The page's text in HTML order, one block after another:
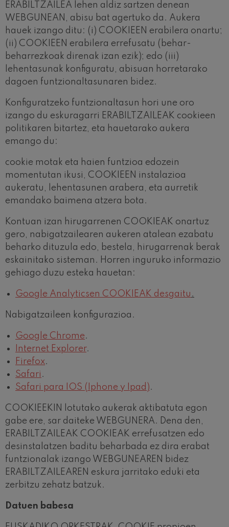
ERABILTZAILEA lehen aldiz sartzen denean
WEBGUNEAN, abisu bat agertuko da. Aukera
hauek izango ditu: (i) COOKIEEN erabilera onartu;
(ii) COOKIEEN erabilera errefusatu (behar-
beharrezkoak direnak izan ezik); edo (iii)
lehentasunak konfiguratu, abisuan horretarako
dagoen funtzionaltasunaren bidez.
Konfiguratzeko funtzionaltasun hori une oro
izango du eskuragarri ERABILTZAILEAK cookieen
politikaren bitartez, eta hauetarako aukera
emango du:
cookie motak eta haien funtzioa edozein
momentutan ikusi, COOKIEEN instalazioa
aukeratu, lehentasunen arabera, eta aurretik
emandako baimena atzera bota.
Kontuan izan hirugarrenen COOKIEAK onartuz
gero, nabigatzailearen aukeren atalean ezabatu
beharko dituzula edo, bestela, hirugarrenak berak
eskainitako sisteman. Horren inguruko informazio
gehiago duzu esteka hauetan:
Google Analyticsen COOKIEAK desgaitu .
Nabigatzaileen konfigurazioa.
Google Chrome.
Internet Explorer.
Firefox.
Safari .
Safari para IOS (Iphone y Ipad).
COOKIEEKIN lotutako aukerak aktibatuta egon
gabe ere, sar daiteke WEBGUNERA. Dena den,
ERABILTZAILEAK COOKIEAK errefusatzen edo
desinstalatzen baditu beharbada ez dira erabat
funtzionalak izango WEBGUNEAREN bidez
ERABILTZAILEAREN eskura jarritako eduki eta
zerbitzu zehatz batzuk.
Datuen babesa